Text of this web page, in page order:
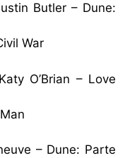
Butler – Dune:
War
Katy O’Brian – Love
– Dune: Parte